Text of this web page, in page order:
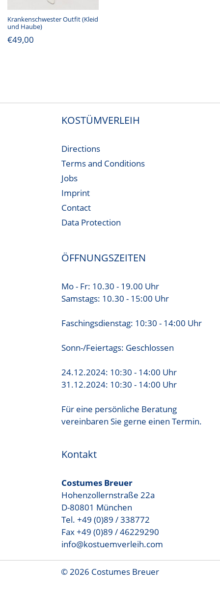
Krankenschwester Outfit (Kleid
und Haube)
€49,00
KOSTÜMVERLEIH
Directions
Terms and Conditions
Jobs
Imprint
Contact
Data Protection
ÖFFNUNGSZEITEN
Mo - Fr: 10.30 - 19.00 Uhr
Samstags: 10.30 - 15:00 Uhr
Faschingsdienstag: 10:30 - 14:00 Uhr
Sonn-/Feiertags: Geschlossen
24.12.2024: 10:30 - 14:00 Uhr
31.12.2024: 10:30 - 14:00 Uhr
Für eine persönliche Beratung
vereinbaren Sie gerne einen Termin.
Kontakt
Costumes Breuer
Hohenzollernstraße 22a
D-80801 München
Tel. +49 (0)89 / 338772
Fax +49 (0)89 / 46229290
info@kostuemverleih.com
© 2026 Costumes Breuer